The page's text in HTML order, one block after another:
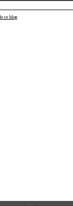
ce blog